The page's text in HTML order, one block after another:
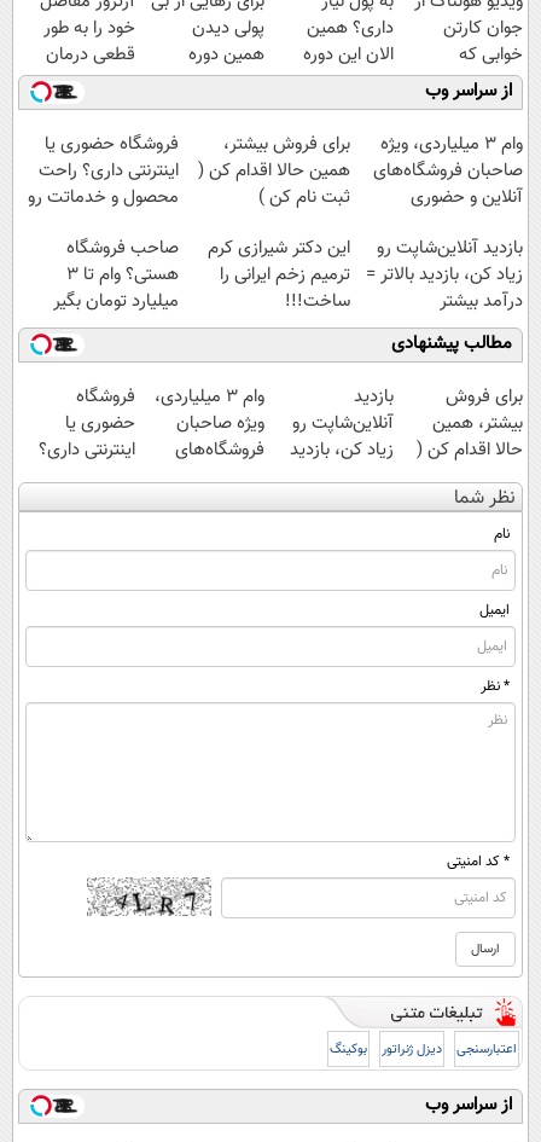
جوان کارتن
خوابی که
میلیاردر شد.
آموزش رایگان
داری؟ همین
الان این دوره
رایگان رو شرکت
کن تا دیر نشده!
پولی دیدن
همین دوره
رایگان کافیه!
(شمارتو وارد کن)
خود را به طور
قطعی درمان
کنید!
◗پرسش‌نامه◖
از سراسر وب
وام ۳ میلیاردی، ویژه
صاحبان فروشگاه‌های
آنلاین و حضوری
برای فروش بیشتر،
همین حالا اقدام کن (
ثبت نام کن )
فروشگاه حضوری یا
اینترنتی داری؟ راحت
محصول و خدماتت رو
بازدید آنلاین‌شاپت رو
زیاد کن، بازدید بالاتر =
درآمد بیشتر
این دکتر شیرازی کرم
ترمیم زخم ایرانی را
ساخت!!!
صاحب فروشگاه
هستی؟ وام تا ۳
میلیارد تومان بگیر
مطالب پیشنهادی
برای فروش
بیشتر، همین
حالا اقدام کن (
ثبت نام کن )
بازدید
آنلاین‌شاپت رو
زیاد کن، بازدید
بالاتر = درآمد
بیشتر
وام ۳ میلیاردی،
ویژه صاحبان
فروشگاه‌های
آنلاین و حضوری
فروشگاه
حضوری یا
اینترنتی داری؟
راحت محصول و
خدماتت رو
نظر شما
نام
ایمیل
* نظر
* کد امنیتی
اعتبارسنجی دیزل ژنراتور بوکینگ
از سراسر وب